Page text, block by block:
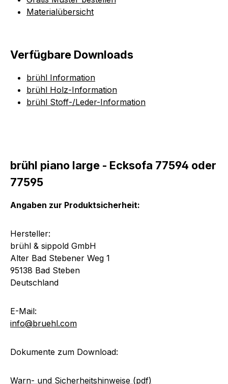
Materialübersicht
Verfügbare Downloads
brühl Information
brühl Holz-Information
brühl Stoff-/Leder-Information
brühl piano large - Ecksofa 77594 oder
77595
Angaben zur Produktsicherheit:
Hersteller:
brühl & sippold GmbH
Alter Bad Stebener Weg 1
95138 Bad Steben
Deutschland
E-Mail:
info@bruehl.com
Dokumente zum Download:
Warn- und Sicherheitshinweise (pdf)